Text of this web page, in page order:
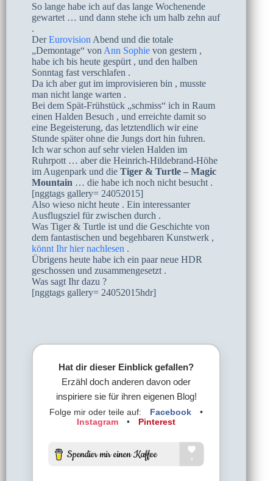
So lange habe ich auf das lange Wochenende
gewartet … und dann stehe ich um halb zehn auf
.
DerEurovision Abend und die totale
„Demontage“ von Ann Sophie von gestern ,
habe ich bis heute gespürt , und den halben
Sonntag fast verschlafen .
Da ich aber gut im improvisieren bin , musste
man nicht lange warten .
Bei dem Spät-Frühstück „schmiss“ ich in Raum
einen Halden Besuch , und erreichte damit so
eine Begeisterung, das letztendlich wir eine
Stunde später ohne die Jungs dort hin fuhren.
Ich war schon auf sehr vielen Halden im
Ruhrpott … aber die Heinrich-Hildebrand-Höhe
im Augenpark und die Tiger & Turtle – Magic
Mountain … die habe ich noch nicht besucht .
[nggtags gallery= 24052015]
Also wieso nicht heute . Ein interessanter
Ausflugsziel für zwischen durch .
Was Tiger & Turtle ist und die Geschichte von
dem fantastischen und begehbaren Kunstwerk ,
könnt Ihr hier nachlesen .
Übrigens heute habe ich ein paar neue HDR
geschossen und zusammengesetzt .
Was sagt Ihr dazu ?
[nggtags gallery= 24052015hdr]
Hat dir dieser Einblick gefallen?
Erzähl doch anderen davon oder
inspiriere sie für ihren eigenen Blog!
Folge mir oder teile auf: Facebook
•
Instagram
• Pinterest